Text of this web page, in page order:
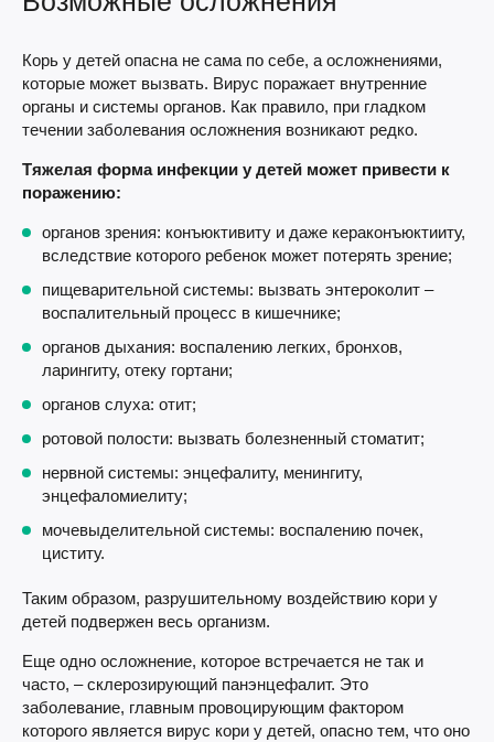
Корь у детей опасна не сама по себе, а осложнениями,
которые может вызвать. Вирус поражает внутренние
органы и системы органов. Как правило, при гладком
течении заболевания осложнения возникают редко.
Тяжелая форма инфекции у детей может привести к
поражению:
органов зрения: конъюктивиту и даже кераконъюктииту,
вследствие которого ребенок может потерять зрение;
пищеварительной системы: вызвать энтероколит –
воспалительный процесс в кишечнике;
органов дыхания: воспалению легких, бронхов,
ларингиту, отеку гортани;
органов слуха: отит;
ротовой полости: вызвать болезненный стоматит;
нервной системы: энцефалиту, менингиту,
энцефаломиелиту;
мочевыделительной системы: воспалению почек,
циститу.
Таким образом, разрушительному воздействию кори у
детей подвержен весь организм.
Еще одно осложнение, которое встречается не так и
часто, – склерозирующий панэнцефалит. Это
заболевание, главным провоцирующим фактором
которого является вирус кори у детей, опасно тем, что оно